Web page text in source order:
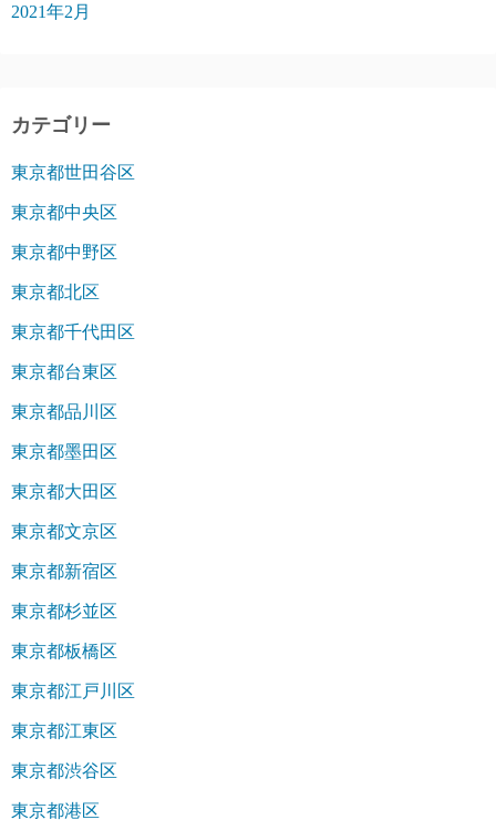
2021年2月
カテゴリー
東京都世田谷区
東京都中央区
東京都中野区
東京都北区
東京都千代田区
東京都台東区
東京都品川区
東京都墨田区
東京都大田区
東京都文京区
東京都新宿区
東京都杉並区
東京都板橋区
東京都江戸川区
東京都江東区
東京都渋谷区
東京都港区